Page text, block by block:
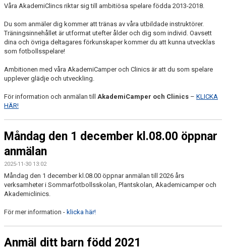
Våra AkademiClincs riktar sig till ambitiösa spelare födda 2013-2018.
Du som anmäler dig kommer att tränas av våra utbildade instruktörer.
Träningsinnehållet är utformat utefter ålder och dig som individ. Oavsett
dina och övriga deltagares förkunskaper kommer du att kunna utvecklas
som fotbollsspelare!
Ambitionen med våra AkademiCamper och Clinics är att du som spelare
upplever glädje och utveckling.
För information och anmälan till AkademiCamper och Clinics – KLICKA
HÄR!
Måndag den 1 december kl.08.00 öppnar
anmälan
2025-11-30 13:02
Måndag den 1 december kl.08.00 öppnar anmälan till 2026 års
verksamheter i Sommarfotbollsskolan, Plantskolan, Akademicamper och
Akademiclinics.
För mer information - klicka här!
Anmäl ditt barn född 2021